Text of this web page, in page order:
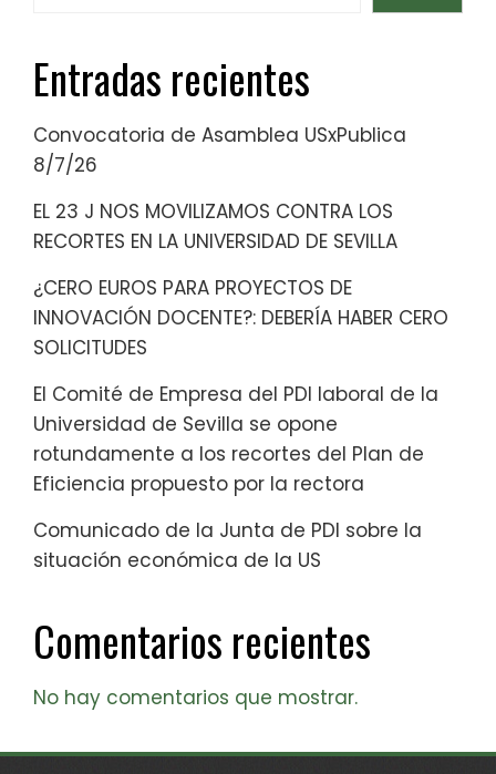
Entradas recientes
Convocatoria de Asamblea USxPublica
8/7/26
EL 23 J NOS MOVILIZAMOS CONTRA LOS
RECORTES EN LA UNIVERSIDAD DE SEVILLA
¿CERO EUROS PARA PROYECTOS DE
INNOVACIÓN DOCENTE?: DEBERÍA HABER CERO
SOLICITUDES
El Comité de Empresa del PDI laboral de la
Universidad de Sevilla se opone
rotundamente a los recortes del Plan de
Eficiencia propuesto por la rectora
Comunicado de la Junta de PDI sobre la
situación económica de la US
Comentarios recientes
No hay comentarios que mostrar.